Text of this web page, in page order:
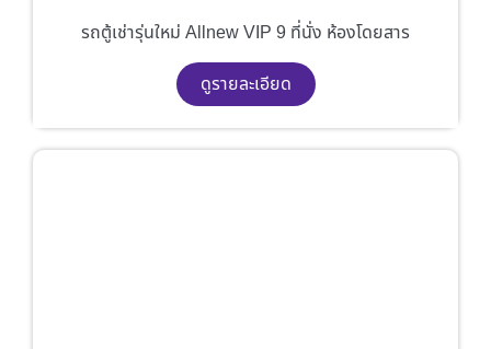
รถตู้เช่ารุ่นใหม่ Allnew VIP 9 ที่นั่ง ห้องโดยสาร
ดูรายละเอียด